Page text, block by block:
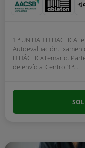
1.ª UNIDAD
Autoevaluación.Examen
DIDÁCTICATemario.
de envío al Centro.3.ª...